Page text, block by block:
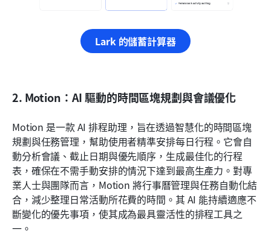
Lark 的儲蓄計算器
2. Motion：AI 驅動的時間區塊規劃與會議優化
Motion 是一款 AI 排程助理，旨在透過智慧化的時間區塊
規劃與任務管理，幫助使用者精準安排每日行程。它會自
動分析會議、截止日期與優先順序，生成最佳化的行程
表，確保在不需手動安排的情況下達到最高生產力。對專
業人士與團隊而言，Motion 將行事曆管理與任務自動化結
合，減少整理日常活動所花費的時間。其 AI 能持續適應不
斷變化的優先事項，使其成為最具靈活性的排程工具之
一。